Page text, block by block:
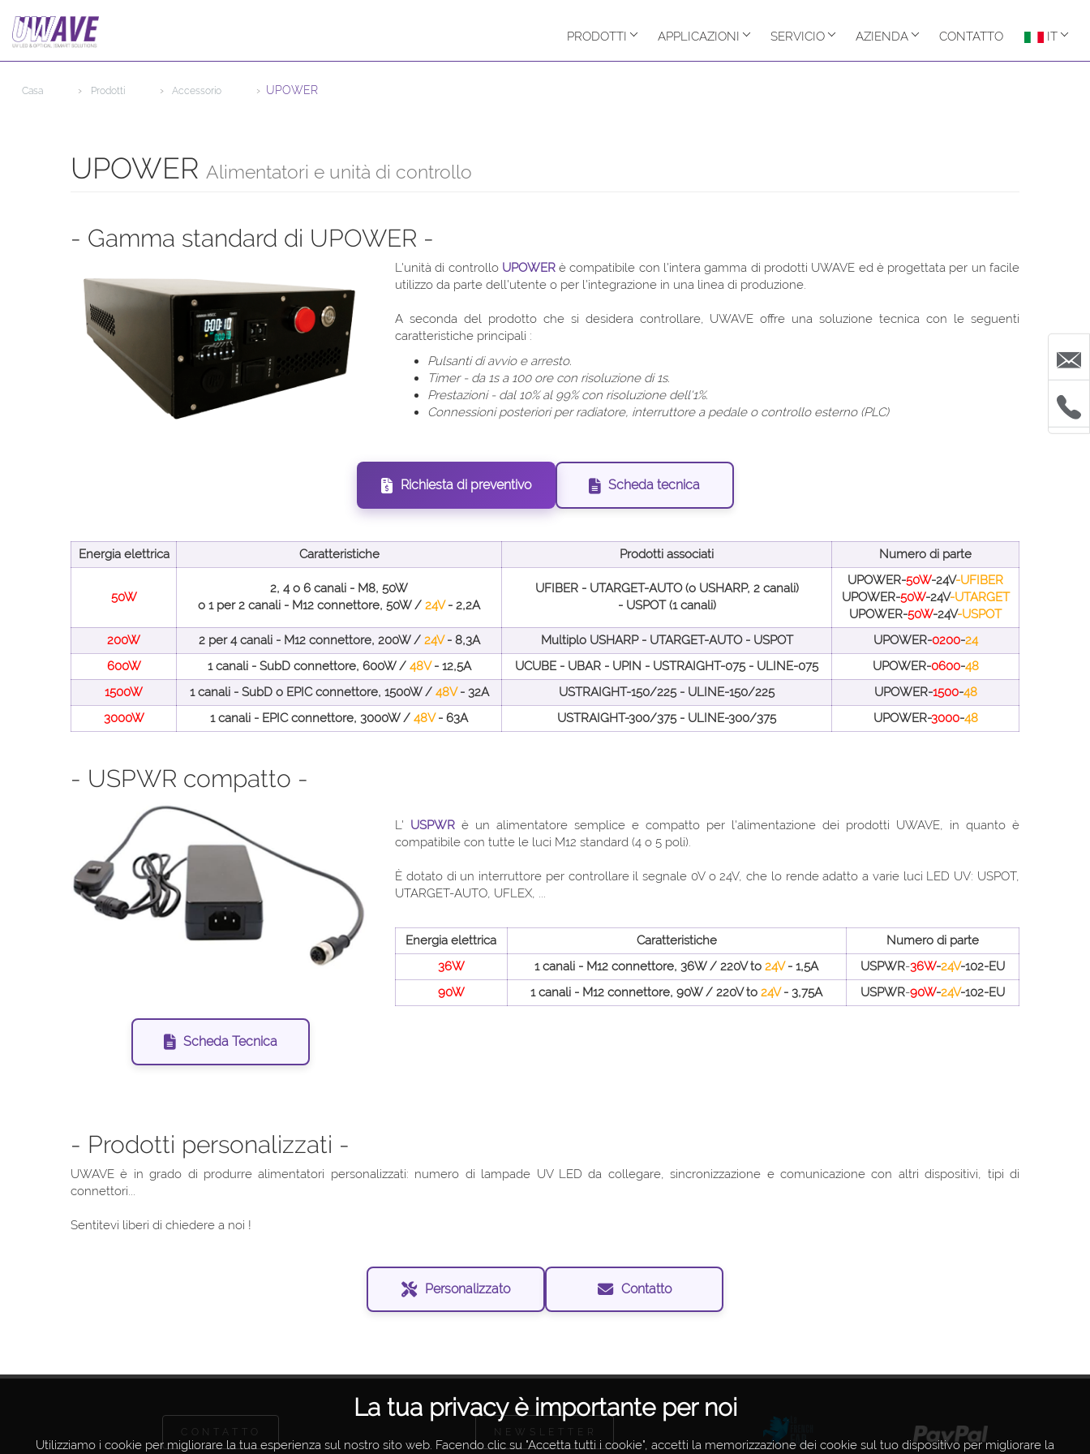
PRODOTTI APPLICAZIONI SERVICIO AZIENDA CONTATTO IT
Casa Prodotti Accessorio UPOWER
La tua privacy è importante per noi
Utilizziamo i cookie per migliorare la tua esperienza sul nostro sito web. Facendo clic su "Accetta tutti i cookie", accetti la memorizzazione dei cookie sul tuo dispositivo per migliorare la
UPOWER Alimentatori e unità di controllo
- Gamma standard di UPOWER -
L'unità di controllo UPOWERè compatibile con l'intera gamma di prodotti UWAVE ed è progettata per un facile
utilizzo da parte dell'utente o per l'integrazione in una linea di produzione.
A seconda del prodotto che si desidera controllare, UWAVE offre una soluzione tecnica con le seguenti
caratteristiche principali :
Pulsanti di avvio e arresto.
Timer - da 1s a 100 ore con risoluzione di 1s.
Prestazioni - dal 10% al 99% con risoluzione dell'1%.
Connessioni posteriori per radiatore, interruttore a pedale o controllo esterno (PLC)
Richiesta di preventivo Scheda tecnica
Energia elettrica Caratteristiche Prodotti associati Numero di parte
50W
2, 4 o 6 canali - M8, 50W
o 1 per 2 canali - M12 connettore, 50W / 24V- 2,2A
UFIBER - UTARGET-AUTO (o USHARP, 2 canali)
- USPOT (1 canali)
UPOWER-50W-24V-UFIBER
UPOWER-50W-24V-UTARGET
UPOWER-50W-24V-USPOT
200W
2 per 4 canali - M12 connettore, 200W / 24V- 8,3A Multiplo USHARP - UTARGET-AUTO - USPOT UPOWER-0200-24
600W
1 canali - SubD connettore, 600W / 48V- 12,5A UCUBE - UBAR - UPIN - USTRAIGHT-075 - ULINE-075 UPOWER-0600-48
1500W
1 canali - SubD o EPIC connettore, 1500W / 48V- 32A USTRAIGHT-150/225 - ULINE-150/225 UPOWER-1500-48
3000W
1 canali - EPIC connettore, 3000W / 48V- 63A USTRAIGHT-300/375 - ULINE-300/375 UPOWER-3000-48
- USPWR compatto -
Scheda Tecnica
L' USPWRè un alimentatore semplice e compatto per l'alimentazione dei prodotti UWAVE, in quanto è
compatibile con tutte le luci M12 standard (4 o 5 poli).
È dotato di un interruttore per controllare il segnale 0V o 24V, che lo rende adatto a varie luci LED UV: USPOT,
UTARGET-AUTO, UFLEX, ...
Energia elettrica Caratteristiche
Numero di parte
36W
1 canali - M12 connettore, 36W / 220V to24V- 1,5A USPWR-36W-24V-102-EU
90W
1 canali - M12 connettore, 90W / 220V to24V- 3,75A USPWR-90W-24V-102-EU
- Prodotti personalizzati -
UWAVE è in grado di produrre alimentatori personalizzati: numero di lampade UV LED da collegare, sincronizzazione e comunicazione con altri dispositivi, tipi di
connettori...
Sentitevi liberi di chiedere a noi !
Personalizzato Contatto
CONTATTO NEWSLETTER